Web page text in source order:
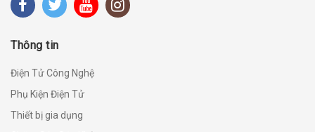
Thông tin
Điện Tử Công Nghệ
Phụ Kiện Điện Tử
Thiết bị gia dụng